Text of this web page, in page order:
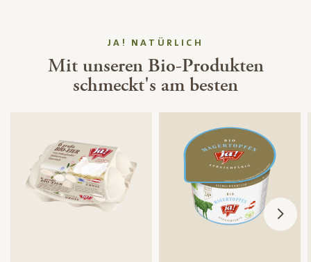
JA! NATÜRLICH
Mit unseren Bio-Produkten
schmeckt's am besten